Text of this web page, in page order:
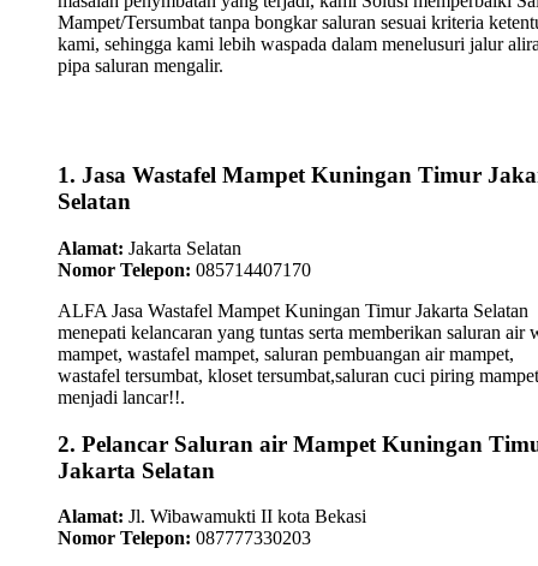
Mampet/Tersumbat tanpa bongkar saluran sesuai kriteria
kami, sehingga kami lebih waspada dalam menelusuri jalur
pipa saluran mengalir.
1. Jasa Wastafel Mampet Kuningan Timur
Selatan
Alamat: Jakarta Selatan
Nomor Telepon: 085714407170
ALFA Jasa Wastafel Mampet Kuningan Timur Jakarta Selatan
menepati kelancaran yang tuntas serta memberikan saluran air
mampet, wastafel mampet, saluran pembuangan air mampet,
wastafel tersumbat, kloset tersumbat,saluran cuci piring mampet
menjadi lancar!!.
2. Pelancar Saluran air Mampet Kuningan
Jakarta Selatan
Alamat: Jl. Wibawamukti II kota Bekasi
Nomor Telepon: 087777330203